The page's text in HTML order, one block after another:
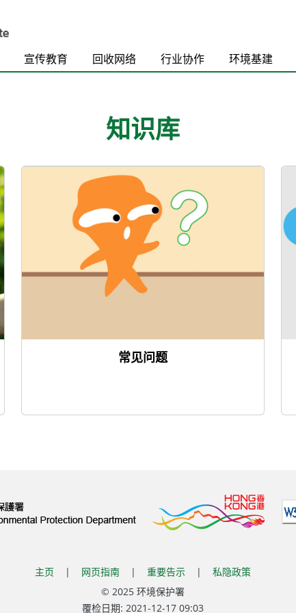
宣传教育 回收网络 行业协作 环境基建
知识库
常见问题
主页 | 网页指南 | 重要告示 |
私隐政策
© 2025 环境保护署
覆检日期: 2021-12-17 09:03